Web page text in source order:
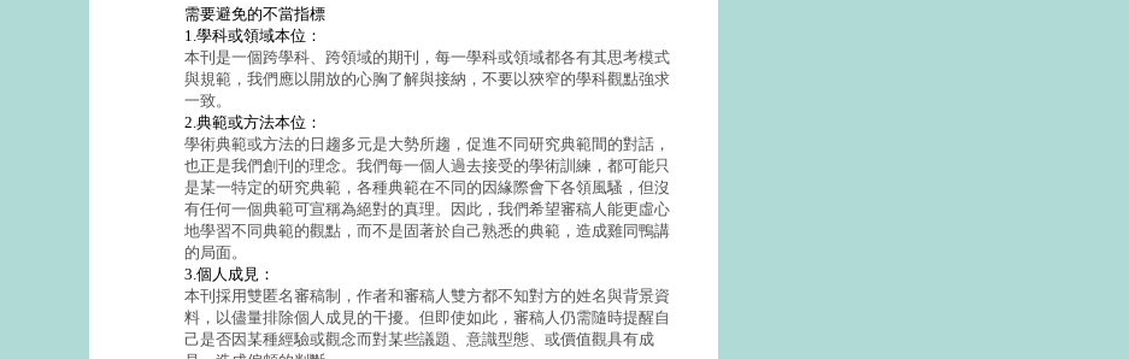
需要避免的不當指標
1.學科或領域本位：
本刊是一個跨學科、跨領域的期刊，每一學科或領域都各有其思考模式
與規範，我們應以開放的心胸了解與接納，不要以狹窄的學科觀點強求
一致。
2.典範或方法本位：
學術典範或方法的日趨多元是大勢所趨，促進不同研究典範間的對話，
也正是我們創刊的理念。我們每一個人過去接受的學術訓練，都可能只
是某一特定的研究典範，各種典範在不同的因緣際會下各領風騷，但沒
有任何一個典範可宣稱為絕對的真理。因此，我們希望審稿人能更虛心
地學習不同典範的觀點，而不是固著於自己熟悉的典範，造成雞同鴨講
的局面。
3.個人成見：
本刊採用雙匿名審稿制，作者和審稿人雙方都不知對方的姓名與背景資
料，以儘量排除個人成見的干擾。但即使如此，審稿人仍需隨時提醒自
己是否因某種經驗或觀念而對某些議題、意識型態、或價值觀具有成